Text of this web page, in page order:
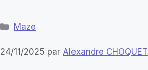
Catégories
Maze
24/11/2025 par Alexandre CHOQUET